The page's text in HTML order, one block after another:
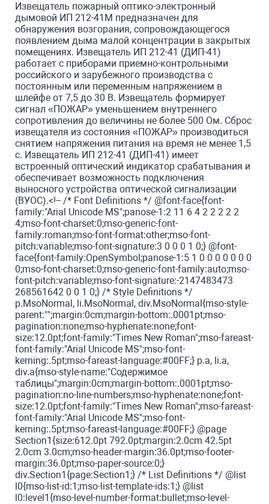
Извещатель пожарный оптико-электронный
дымовой ИП 212-41М предназначен для
обнаружения возгорания, сопровождающегося
появлением дыма малой концентрации в закрытых
помещениях. Извещатель ИП 212-41 (ДИП-41)
работает с приборами приемно-контрольными
российского и зарубежного производства с
постоянным или переменным напряжением в
шлейфе от 7,5 до 30 В. Извещатель формирует
сигнал «ПОЖАР» уменьшением внутреннего
сопротивления до величины не более 500 Ом. Сброс
извещателя из состояния «ПОЖАР» производиться
снятием напряжения питания на время не менее 1,5
с. Извещатель ИП 212-41 (ДИП-41) имеет
встроенный оптический индикатор срабатывания и
обеспечивает возможность подключения
выносного устройства оптической сигнализации
(ВУОС).<!-- /* Font Definitions */ @font-face{font-
family:"Arial Unicode MS";panose-1:2 11 6 4 2 2 2 2 2
4;mso-font-charset:0;mso-generic-font-
family:roman;mso-font-format:other;mso-font-
pitch:variable;mso-font-signature:3 0 0 0 1 0;} @font-
face{font-family:OpenSymbol;panose-1:5 1 0 0 0 0 0 0 0
0;mso-font-charset:0;mso-generic-font-family:auto;mso-
font-pitch:variable;mso-font-signature:-2147483473
268561642 0 0 1 0;} /* Style Definitions */
p.MsoNormal, li.MsoNormal, div.MsoNormal{mso-style-
parent:"";margin:0cm;margin-bottom:.0001pt;mso-
pagination:none;mso-hyphenate:none;font-
size:12.0pt;font-family:"Times New Roman";mso-fareast-
font-family:"Arial Unicode MS";mso-font-
kerning:.5pt;mso-fareast-language:#00FF;} p.a, li.a,
div.a{mso-style-name:"Содержимое
таблицы";margin:0cm;margin-bottom:.0001pt;mso-
pagination:no-line-numbers;mso-hyphenate:none;font-
size:12.0pt;font-family:"Times New Roman";mso-fareast-
font-family:"Arial Unicode MS";mso-font-
kerning:.5pt;mso-fareast-language:#00FF;} @page
Section1{size:612.0pt 792.0pt;margin:2.0cm 42.5pt
2.0cm 3.0cm;mso-header-margin:36.0pt;mso-footer-
margin:36.0pt;mso-paper-source:0;}
div.Section1{page:Section1;} /* List Definitions */ @list
l0{mso-list-id:1;mso-list-template-ids:1;} @list
l0:level1{mso-level-number-format:bullet;mso-level-